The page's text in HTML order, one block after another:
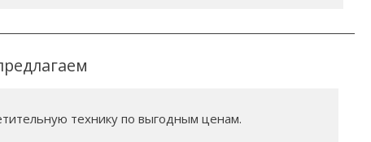
технику по выгодным ценам.